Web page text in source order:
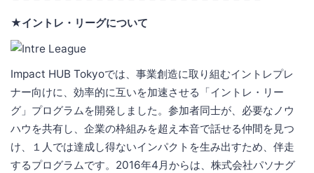
★イントレ・リーグについて
Impact HUB Tokyoでは、事業創造に取り組むイントレプレ
ナー向けに、効率的に互いを加速させる「イントレ・リー
グ」プログラムを開発しました。参加者同士が、必要なノウ
ハウを共有し、企業の枠組みを超え本音で話せる仲間を見つ
け、１人では達成し得ないインパクトを生み出すため、伴走
するプログラムです。2016年4月からは、株式会社パソナグ